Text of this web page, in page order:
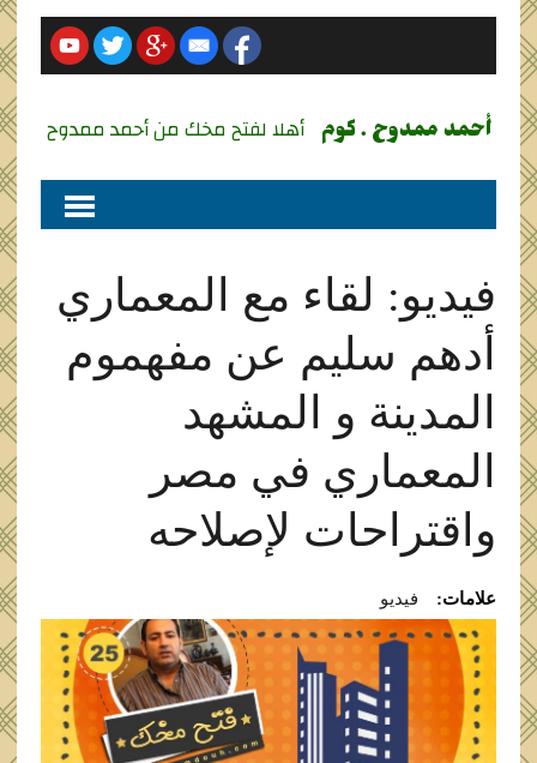
أحمد ممدوح . كوم أهلا لفتح مخك من أحمد ممدوح
فيديو: لقاء مع المعماري
أدهم سليم عن مفهموم
المدينة و المشهد
المعماري في مصر
واقتراحات لإصلاحه
علامات: فيديو